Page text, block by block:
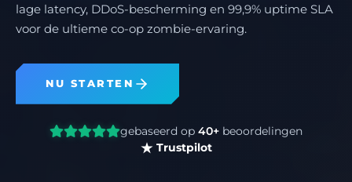
lage latency, DDoS-bescherming en 99,9% uptime SLA
voor de ultieme co-op zombie-ervaring.
NU STARTEN
gebaseerd op 40+ beoordelingen
Trustpilot